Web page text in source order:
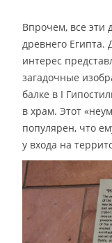
Впрочем, все эти
древнего
интерес
загадочные
балке в I
в храм. Этот
популярен, что
у входа на